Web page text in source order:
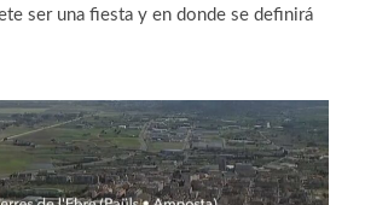
ser una fiesta y en donde se definirá